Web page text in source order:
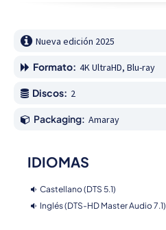
Nueva edición 2025
Formato: 4K UltraHD, Blu-ray
Discos: 2
Packaging: Amaray
IDIOMAS
Castellano (DTS 5.1)
Inglés (DTS-HD Master Audio 7.1)